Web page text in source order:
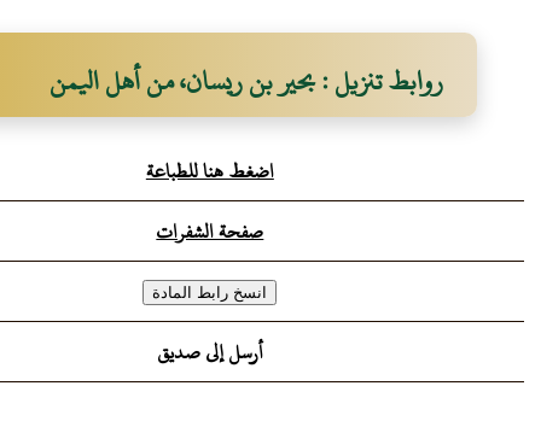
روابط تنزيل : بحير بن ريسان، من أهل اليمن
اضغط هنا للطباعة
صفحة الشفرات
أرسل إلى صديق